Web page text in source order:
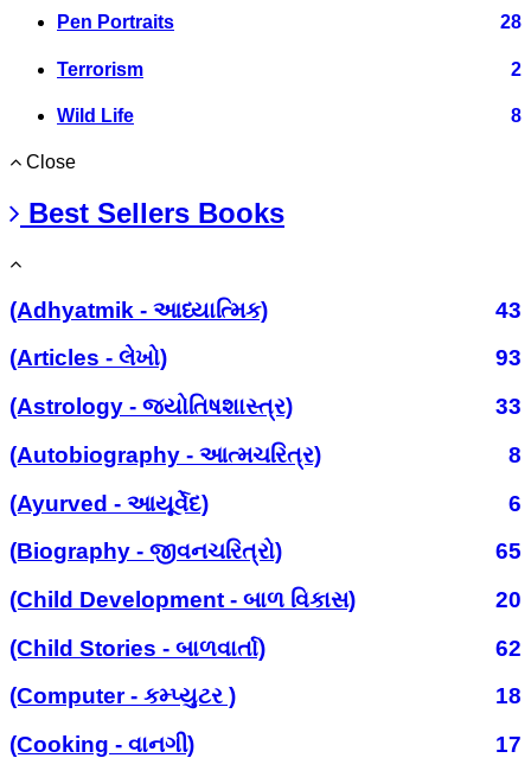
Pen Portraits 28
Terrorism 2
Wild Life 8
Close
Best Sellers Books
(Adhyatmik - આધ્યાત્મિક)
43
(Articles - લેખો)
93
(Astrology - જ્યોતિષશાસ્ત્ર)
33
(Autobiography - આત્મચરિત્ર)
8
(Ayurved - આયૂર્વેદ)
6
(Biography - જીવનચરિત્રો)
65
(Child Development - બાળ વિકાસ)
20
(Child Stories - બાળવાર્તા)
62
(Computer - કમ્પ્યુટર )
18
(Cooking - વાનગી)
17